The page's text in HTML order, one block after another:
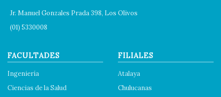
Jr. Manuel Gonzales Prada 398, Los Olivos
(01) 5330008
FACULTADES
Ingeniería
Ciencias de la Salud
FILIALES
Atalaya
Chulucanas